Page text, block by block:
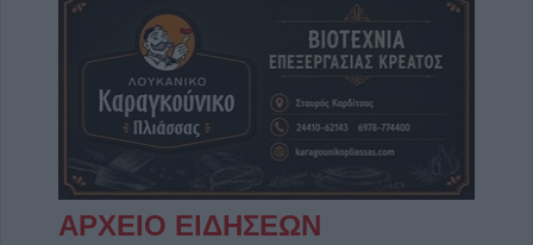
ΑΡΧΕΙΟ ΕΙΔΗΣΕΩΝ